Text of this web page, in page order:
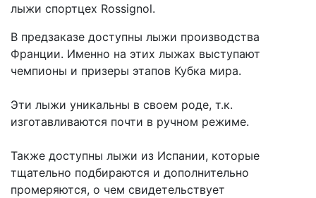
лыжи спортцех Rossignol.
В предзаказе доступны лыжи производства
Франции. Именно на этих лыжах выступают
чемпионы и призеры этапов Кубка мира.
Эти лыжи уникальны в своем роде, т.к.
изготавливаются почти в ручном режиме.
Также доступны лыжи из Испании, которые
тщательно подбираются и дополнительно
промеряются, о чем свидетельствует